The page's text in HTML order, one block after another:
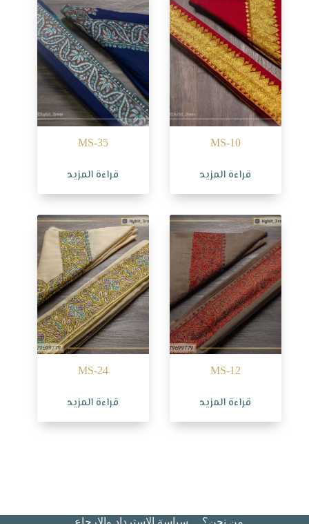
MS-10
قراءة المزيد
MS-35
قراءة المزيد
MS-12
قراءة المزيد
MS-24
قراءة المزيد
من نحن؟ سياسة الاسترداد والإرجاع